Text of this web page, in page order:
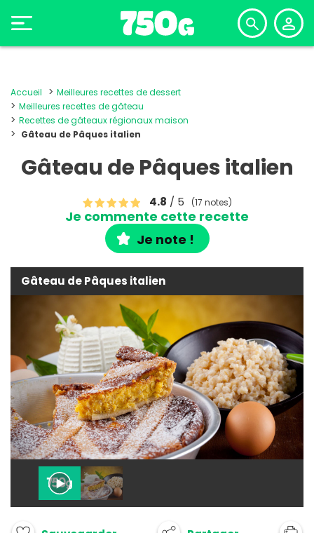
Accueil
Meilleures recettes de dessert
Meilleures recettes de gâteau
Recettes de gâteaux régionaux maison
Gâteau de Pâques italien
Gâteau de Pâques italien
4.8 / 5 (17 notes)
Je commente cette recette
Je note !
Gâteau de Pâques italien